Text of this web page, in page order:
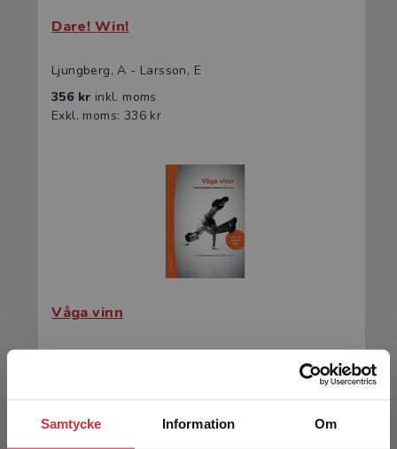
Samtycke Information Om
Dare! Win!
Ljungberg, A - Larsson, E
356 kr inkl. moms
Exkl. moms: 336 kr
Våga vinn
Exkl. moms: 306 kr